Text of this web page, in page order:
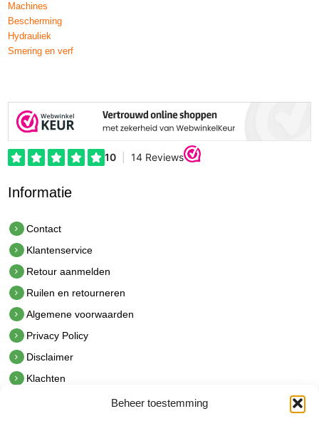
Beheer toestemming
Machines
Bescherming
Hydrauliek
Smering en verf
Informatie
Contact
Klantenservice
Retour aanmelden
Ruilen en retourneren
Algemene voorwaarden
Privacy Policy
Disclaimer
Klachten